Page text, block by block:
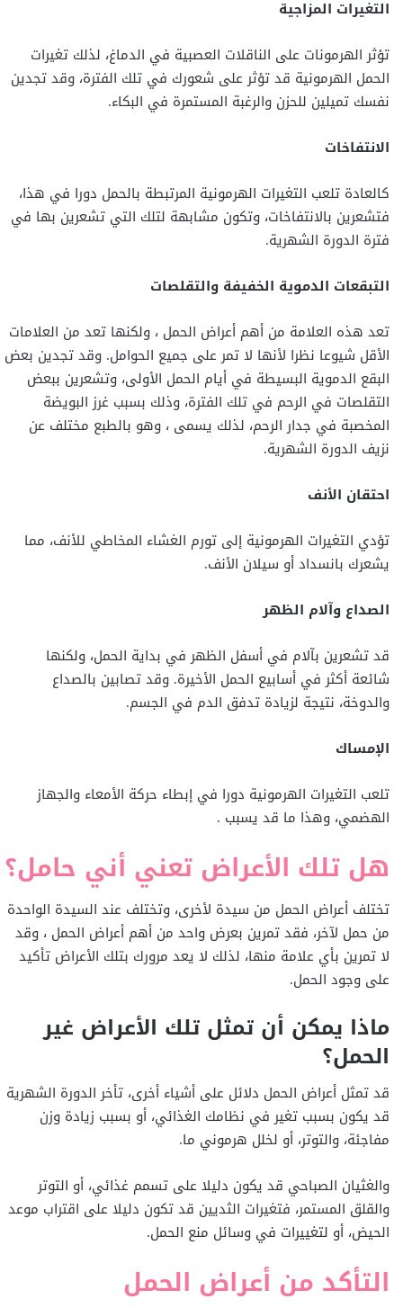
التغيرات المزاجية
تؤثر الهرمونات على الناقلات العصبية في الدماغ، لذلك تغيرات
الحمل الهرمونية قد تؤثر على شعورك في تلك الفترة، وقد تجدين
نفسك تميلين للحزن والرغبة المستمرة في البكاء.
الانتفاخات
كالعادة تلعب التغيرات الهرمونية المرتبطة بالحمل دورا في هذا،
فتشعرين بالانتفاخات، وتكون مشابهة لتلك التي تشعرين بها في
فترة الدورة الشهرية.
التبقعات الدموية الخفيفة والتقلصات
تعد هذه العلامة من أهم أعراض الحمل ، ولكنها تعد من العلامات
الأقل شيوعا نظرا لأنها لا تمر على جميع الحوامل. وقد تجدين بعض
البقع الدموية البسيطة في أيام الحمل الأولى، وتشعرين ببعض
التقلصات في الرحم في تلك الفترة، وذلك بسبب غرز البويضة
المخصبة في جدار الرحم، لذلك يسمى ، وهو بالطبع مختلف عن
نزيف الدورة الشهرية.
احتقان الأنف
تؤدي التغيرات الهرمونية إلى تورم الغشاء المخاطي للأنف، مما
يشعرك بانسداد أو سيلان الأنف.
الصداع وآلام الظهر
قد تشعرين بآلام في أسفل الظهر في بداية الحمل، ولكنها
شائعة أكثر في أسابيع الحمل الأخيرة. وقد تصابين بالصداع
والدوخة، نتيجة لزيادة تدفق الدم في الجسم.
الإمساك
تلعب التغيرات الهرمونية دورا في إبطاء حركة الأمعاء والجهاز
الهضمي، وهذا ما قد يسبب .
هل تلك الأعراض تعني أني حامل؟
تختلف أعراض الحمل من سيدة لأخرى، وتختلف عند السيدة الواحدة
من حمل لآخر، فقد تمرين بعرض واحد من أهم أعراض الحمل ، وقد
لا تمرين بأي علامة منها، لذلك لا يعد مرورك بتلك الأعراض تأكيد
على وجود الحمل.
ماذا يمكن أن تمثل تلك الأعراض غير
الحمل؟
قد تمثل أعراض الحمل دلائل على أشياء أخرى، تأخر الدورة الشهرية
قد يكون بسبب تغير في نظامك الغذائي، أو بسبب زيادة وزن
مفاجئة، والتوتر، أو لخلل هرموني ما.
والغثيان الصباحي قد يكون دليلا على تسمم غذائي، أو التوتر
والقلق المستمر، فتغيرات الثديين قد تكون دليلا على اقتراب موعد
الحيض، أو لتغييرات في وسائل منع الحمل.
التأكد من أعراض الحمل